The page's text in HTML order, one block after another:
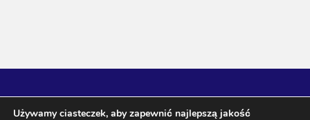
Używamy ciasteczek, aby zapewnić najlepszą jakość